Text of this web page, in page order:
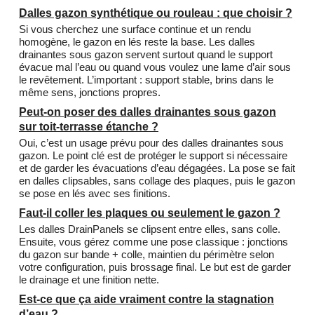
Dalles gazon synthétique ou rouleau : que choisir ?
Si vous cherchez une surface continue et un rendu
homogène, le gazon en lés reste la base. Les dalles
drainantes sous gazon servent surtout quand le support
évacue mal l’eau ou quand vous voulez une lame d’air sous
le revêtement. L’important : support stable, brins dans le
même sens, jonctions propres.
Peut-on poser des dalles drainantes sous gazon
sur toit-terrasse étanche ?
Oui, c’est un usage prévu pour des dalles drainantes sous
gazon. Le point clé est de protéger le support si nécessaire
et de garder les évacuations d’eau dégagées. La pose se fait
en dalles clipsables, sans collage des plaques, puis le gazon
se pose en lés avec ses finitions.
Faut-il coller les plaques ou seulement le gazon ?
Les dalles DrainPanels se clipsent entre elles, sans colle.
Ensuite, vous gérez comme une pose classique : jonctions
du gazon sur bande + colle, maintien du périmètre selon
votre configuration, puis brossage final. Le but est de garder
le drainage et une finition nette.
Est-ce que ça aide vraiment contre la stagnation